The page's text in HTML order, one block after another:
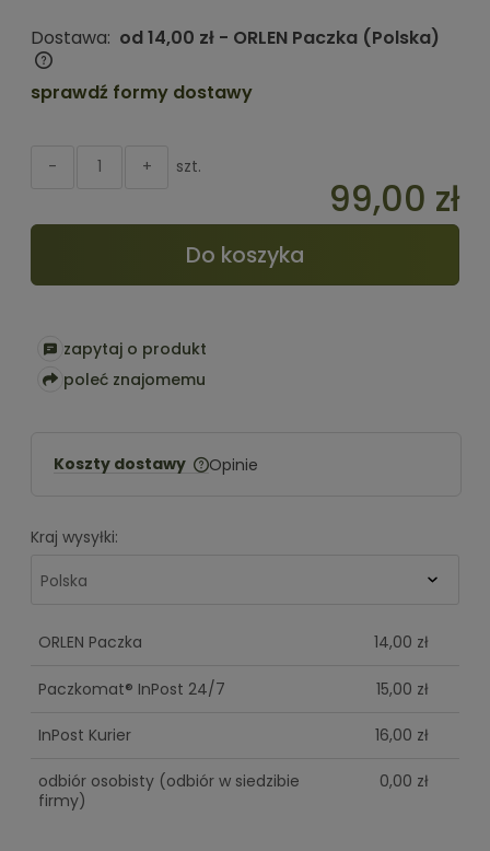
Dostawa: od 14,00 zł - ORLEN Paczka (Polska)
Cena nie zawiera ewentualnych kosztów płatności
sprawdź formy dostawy
+
- szt.
99,00 zł
Do koszyka
zapytaj o produkt
poleć znajomemu
Koszty dostawy Opinie
Kraj wysyłki:
ORLEN Paczka 14,00 zł
Paczkomat® InPost 24/7 15,00 zł
InPost Kurier 16,00 zł
odbiór osobisty (odbiór w siedzibie
firmy)
0,00 zł